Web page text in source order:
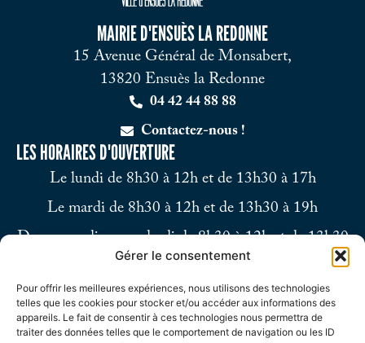
Gérer le consentement
Pour offrir les meilleures expériences, nous utilisons des technologies
telles que les cookies pour stocker et/ou accéder aux informations des
appareils. Le fait de consentir à ces technologies nous permettra de
traiter des données telles que le comportement de navigation ou les ID
MAIRIE D'ENSUÈS LA REDONNE
15 Avenue Général de Monsabert,
13820 Ensuès la Redonne
04 42 44 88 88
Contactez-nous !
LES HORAIRES D'OUVERTURE
Le lundi de 8h30 à 12h et de 13h30 à 17h
Le mardi de 8h30 à 12h et de 13h30 à 19h
Du mercredi au vendredi de 8h30 à 12h et de 13h30
Le samedi de 9h à 12h